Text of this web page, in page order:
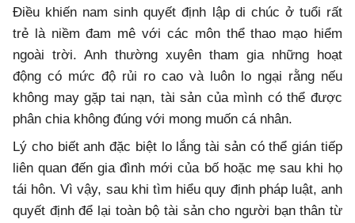
Điều khiến nam sinh quyết định lập di chúc ở tuổi rất
trẻ là niềm đam mê với các môn thể thao mạo hiểm
ngoài trời. Anh thường xuyên tham gia những hoạt
động có mức độ rủi ro cao và luôn lo ngại rằng nếu
không may gặp tai nạn, tài sản của mình có thể được
phân chia không đúng với mong muốn cá nhân.
Lý cho biết anh đặc biệt lo lắng tài sản có thể gián tiếp
liên quan đến gia đình mới của bố hoặc mẹ sau khi họ
tái hôn. Vì vậy, sau khi tìm hiểu quy định pháp luật, anh
quyết định để lại toàn bộ tài sản cho người bạn thân từ